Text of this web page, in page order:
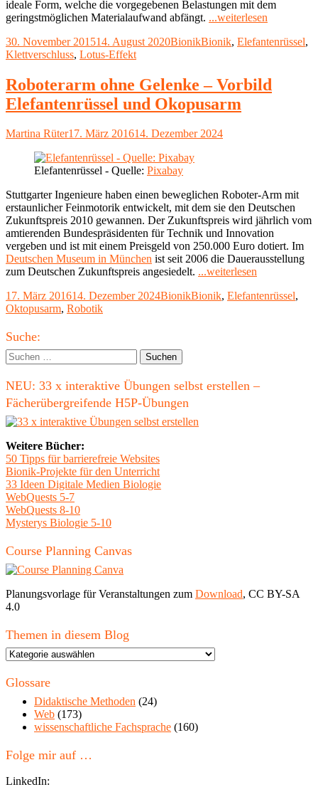
ideale Form, welche die vorgegebenen Belastungen mit dem
geringstmöglichen Materialaufwand abfängt. ...weiterlesen
Produkten
Veröffentlicht
am
30. November 201514. August 2020Kategorien
BionikSchlagwörter
Bionik, Elefantenrüssel,
Klettverschluss, Lotus-Effekt
Roboterarm ohne Gelenke – Vorbild
Elefantenrüssel und Okopusarm
Autor
Martina RüterVeröffentlicht
17. März 201614. Dezember 2024
Elefantenrüssel - Quelle: Pixabay
Stuttgarter Ingenieure haben einen beweglichen Roboter-Arm mit
erstaunlicher Feinmotorik entwickelt, mit dem sie den Deutschen
Zukunftspreis 2010 gewannen. Der Zukunftspreis wird jährlich vom
amtierenden Bundespräsidenten für Technik und Innovation
vergeben und ist mit einem Preisgeld von 250.000 Euro dotiert. Im
Deutschen Museum in München ist seit 2006 die Dauerausstellung
zum Deutschen Zukunftspreis angesiedelt. ...weiterlesen
Gelenke
Veröffentlicht
am
17. März 201614. Dezember 2024Kategorien
BionikSchlagwörter
Bionik, Elefantenrüssel,
Oktopusarm, Robotik
Haupt-
Seitenleiste
Suche:
Suchen
nach:
NEU: 33 x interaktive Übungen selbst erstellen –
Fächerübergreifende H5P-Übungen
Weitere Bücher:
50 Tipps für barrierefreie Websites
Bionik-Projekte für den Unterricht
33 Ideen Digitale Medien Biologie
WebQuests 5-7
WebQuests 8-10
Mysterys Biologie 5-10
Course Planning Canvas
Planungsvorlage für Veranstaltungen zum Download, CC BY-SA
4.0
Themen in diesem Blog
Themen
diesem
Glossare
Didaktische Methoden (24)
Web (173)
wissenschaftliche Fachsprache (160)
Folge mir auf …
LinkedIn: